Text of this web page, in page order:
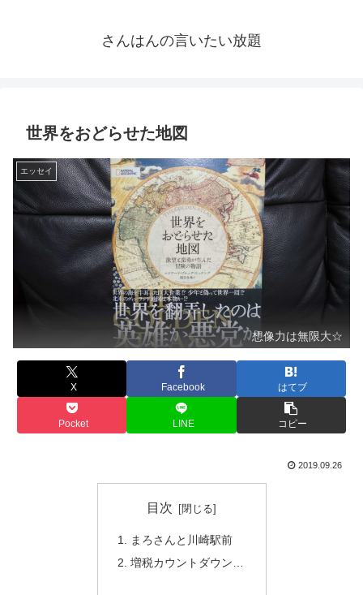
さんはんの言いたい放題
世界をおどらせた地図
エッセイ
想像力は無限大☆
X Facebook はてブ
Pocket LINE コピー
2019.09.26
目次
まろさんと川崎駅前
増税カウントダウン…